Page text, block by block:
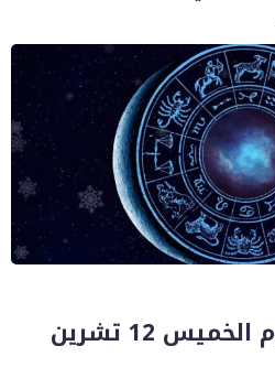
توقعات الأبراج ليوم الخميس 12 تشرين